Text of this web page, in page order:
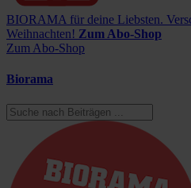
BIORAMA für deine Liebsten.
Weihnachten! Zum Abo-Shop
Zum Abo-Shop
Biorama